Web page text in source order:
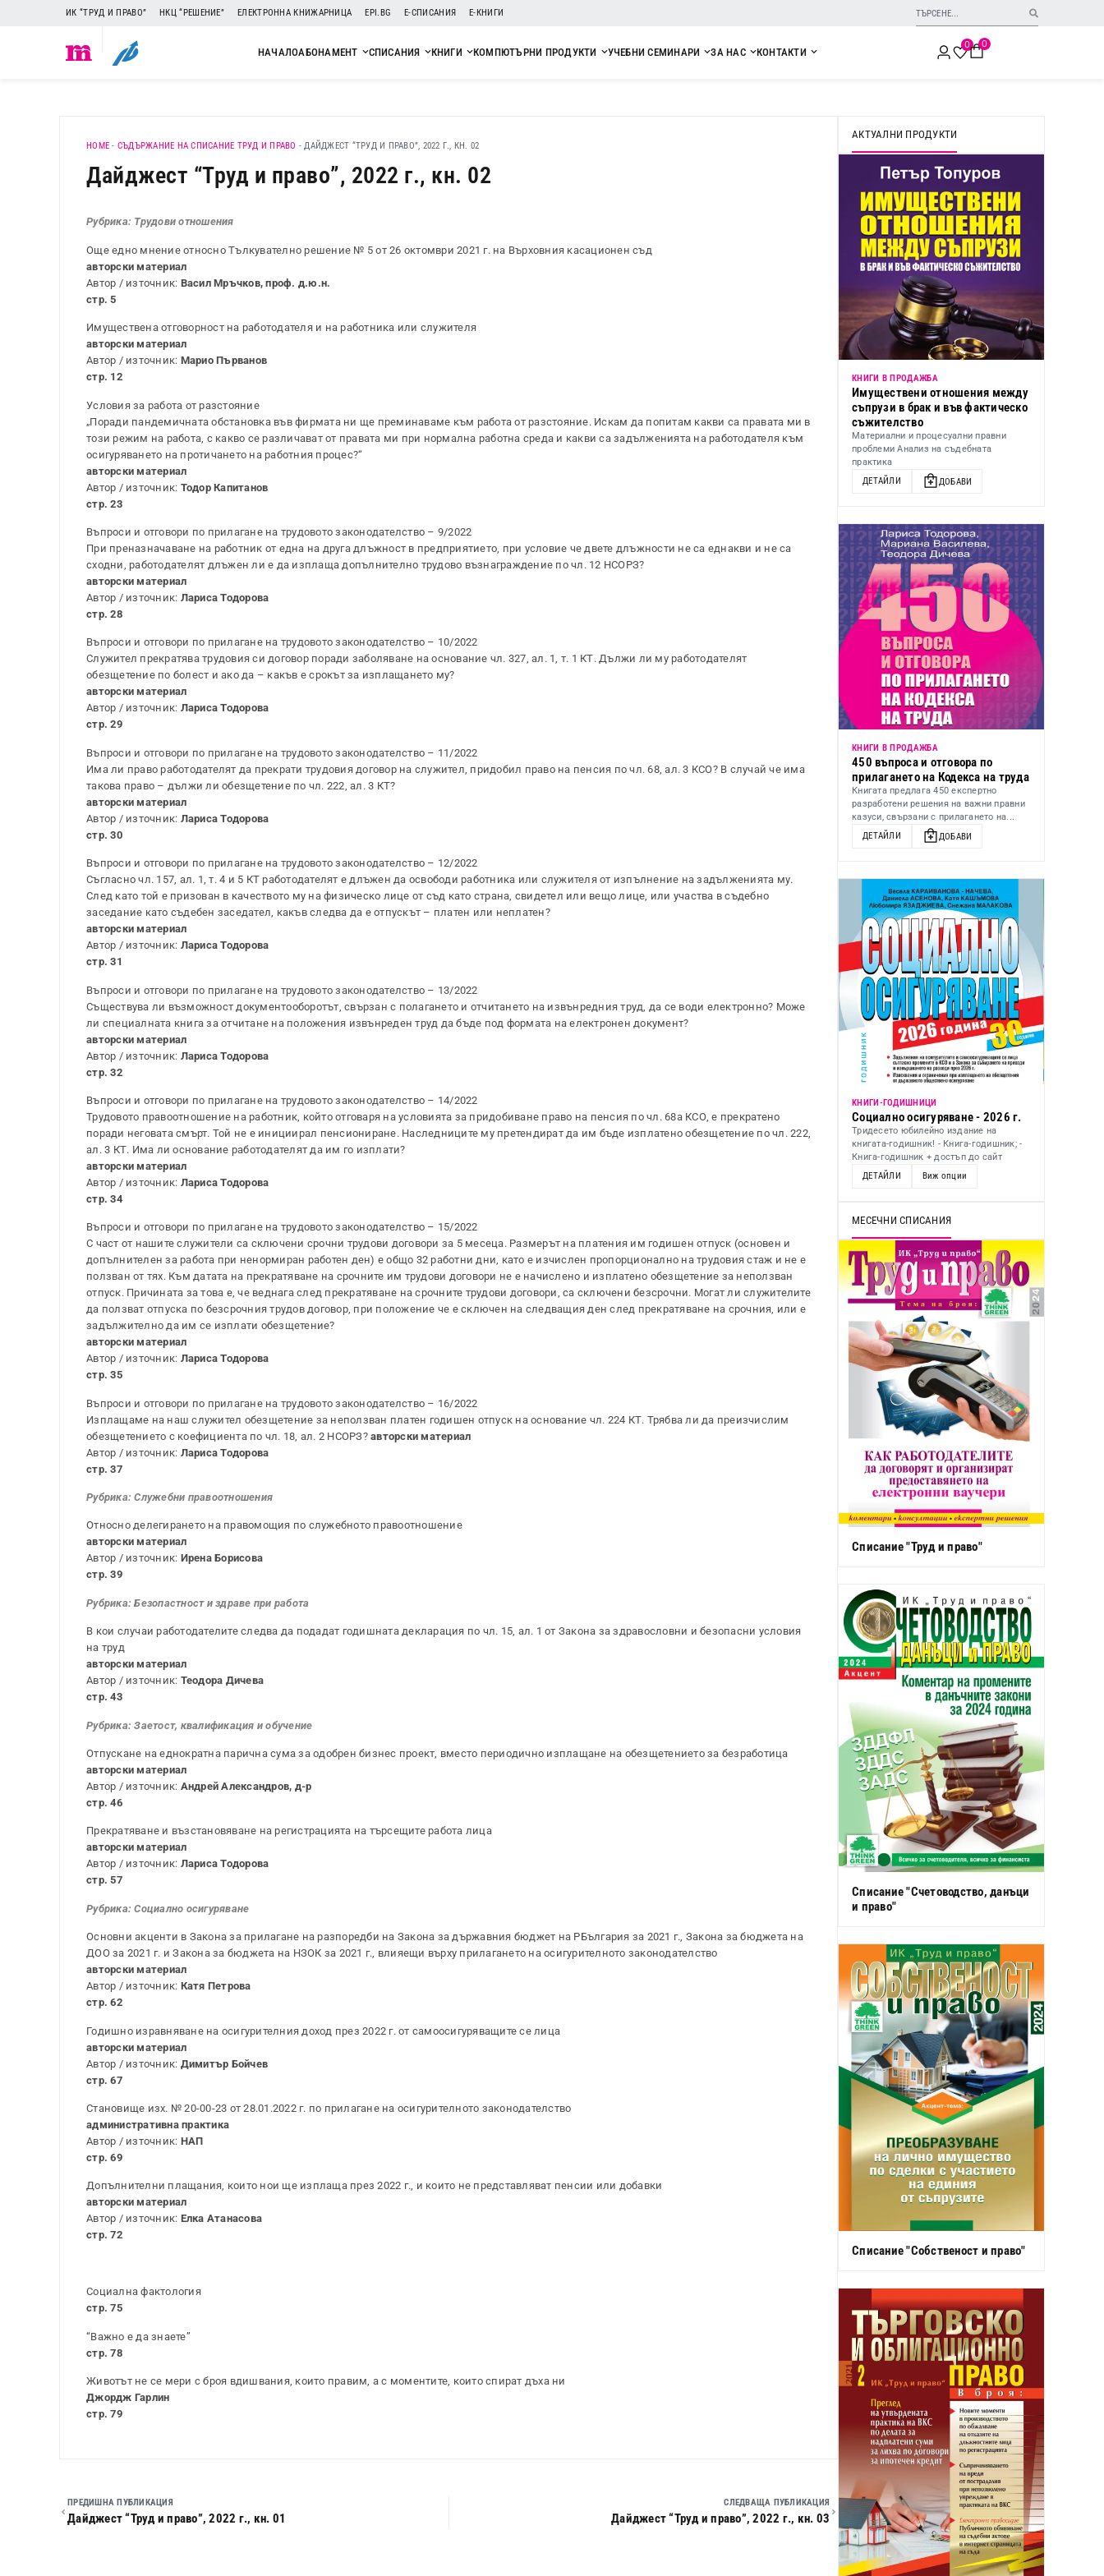
ИК “ТРУД И ПРАВО” НКЦ “РЕШЕНИЕ” ЕЛЕКТРОННА КНИЖАРНИЦА EPI.BG Е-СПИСАНИЯ Е-КНИГИ
НАЧАЛОАБОНАМЕНТ СПИСАНИЯ КНИГИ КОМПЮТЪРНИ ПРОДУКТИ УЧЕБНИ СЕМИНАРИ ЗА НАС КОНТАКТИ
0 0
HOME - СЪДЪРЖАНИЕ НА СПИСАНИЕ ТРУД И ПРАВО -ДАЙДЖЕСТ “ТРУД И ПРАВО”, 2022 Г., КН. 02
Дайджест “Труд и право”, 2022 г., кн. 02
Рубрика: Трудови отношения
Още едно мнение относно Тълкувателно решение № 5 от 26 октомври 2021 г. на Върховния касационен съд
авторски материал
Автор / източник: Васил Мръчков, проф. д.ю.н.
стр. 5
Имуществена отговорност на работодателя и на работника или служителя
авторски материал
Автор / източник: Марио Първанов
стр. 12
Условия за работа от разстояние
„Поради пандемичната обстановка във фирмата ни ще преминаваме към работа от разстояние. Искам да попитам какви са правата ми в
този режим на работа, с какво се различават от правата ми при нормална работна среда и какви са задълженията на работодателя към
осигуряването на протичането на работния процес?“
авторски материал
Автор / източник: Тодор Капитанов
стр. 23
Въпроси и отговори по прилагане на трудовото законодателство – 9/2022
При преназначаване на работник от една на друга длъжност в предприятието, при условие че двете длъжности не са еднакви и не са
сходни, работодателят длъжен ли е да изплаща допълнително трудово възнаграждение по чл. 12 НСОРЗ?
авторски материал
Автор / източник: Лариса Тодорова
стр. 28
Въпроси и отговори по прилагане на трудовото законодателство – 10/2022
Служител прекратява трудовия си договор поради заболяване на основание чл. 327, ал. 1, т. 1 КТ. Дължи ли му работодателят
обезщетение по болест и ако да – какъв е срокът за изплащането му?
авторски материал
Автор / източник: Лариса Тодорова
стр. 29
Въпроси и отговори по прилагане на трудовото законодателство – 11/2022
Има ли право работодателят да прекрати трудовия договор на служител, придобил право на пенсия по чл. 68, ал. 3 КСО? В случай че има
такова право – дължи ли обезщетение по чл. 222, ал. 3 КТ?
авторски материал
Автор / източник: Лариса Тодорова
стр. 30
Въпроси и отговори по прилагане на трудовото законодателство – 12/2022
Съгласно чл. 157, ал. 1, т. 4 и 5 КТ работодателят е длъжен да освободи работника или служителя от изпълнение на задълженията му.
След като той е призован в качеството му на физическо лице от съд като страна, свидетел или вещо лице, или участва в съдебно
заседание като съдебен заседател, какъв следва да е отпускът – платен или неплатен?
авторски материал
Автор / източник: Лариса Тодорова
стр. 31
Въпроси и отговори по прилагане на трудовото законодателство – 13/2022
Съществува ли възможност документооборотът, свързан с полагането и отчитането на извънредния труд, да се води електронно? Може
ли специалната книга за отчитане на положения извънреден труд да бъде под формата на електронен документ?
авторски материал
Автор / източник: Лариса Тодорова
стр. 32
Въпроси и отговори по прилагане на трудовото законодателство – 14/2022
Трудовото правоотношение на работник, който отговаря на условията за придобиване право на пенсия по чл. 68а КСО, е прекратено
поради неговата смърт. Той не е инициирал пенсиониране. Наследниците му претендират да им бъде изплатено обезщетение по чл. 222,
ал. 3 КТ. Има ли основание работодателят да им го изплати?
авторски материал
Автор / източник: Лариса Тодорова
стр. 34
Въпроси и отговори по прилагане на трудовото законодателство – 15/2022
С част от нашите служители са сключени срочни трудови договори за 5 месеца. Размерът на платения им годишен отпуск (основен и
допълнителен за работа при ненормиран работен ден) е общо 32 работни дни, като е изчислен пропорционално на трудовия стаж и не е
ползван от тях. Към датата на прекратяване на срочните им трудови договори не е начислено и изплатено обезщетение за неползван
отпуск. Причината за това е, че веднага след прекратяване на срочните трудови договори, са сключени безсрочни. Могат ли служителите
да ползват отпуска по безсрочния трудов договор, при положение че е сключен на следващия ден след прекратяване на срочния, или е
задължително да им се изплати обезщетение?
авторски материал
Автор / източник: Лариса Тодорова
стр. 35
Въпроси и отговори по прилагане на трудовото законодателство – 16/2022
Изплащаме на наш служител обезщетение за неползван платен годишен отпуск на основание чл. 224 КТ. Трябва ли да преизчислим
обезщетението с коефициента по чл. 18, ал. 2 НСОРЗ? авторски материал
Автор / източник: Лариса Тодорова
стр. 37
Рубрика:Служебни правоотношения
Относно делегирането на правомощия по служебното правоотношение
авторски материал
Автор / източник: Ирена Борисова
стр. 39
Рубрика: Безопастност и здраве при работа
В кои случаи работодателите следва да подадат годишната декларация по чл. 15, ал. 1 от Закона за здравословни и безопасни условия
на труд
авторски материал
Автор / източник: Теодора Дичева
стр. 43
Рубрика: Заетост, квалификация и обучение
Отпускане на еднократна парична сума за одобрен бизнес проект, вместо периодично изплащане на обезщетението за безработица
авторски материал
Автор / източник: Андрей Александров, д-р
стр. 46
Прекратяване и възстановяване на регистрацията на търсещите работа лица
авторски материал
Автор / източник: Лариса Тодорова
стр. 57
Рубрика: Социално осигуряване
Основни акценти в Закона за прилагане на разпоредби на Закона за държавния бюджет на РБългария за 2021 г., Закона за бюджета на
ДОО за 2021 г. и Закона за бюджета на НЗОК за 2021 г., влияещи върху прилагането на осигурителното законодателство
авторски материал
Автор / източник: Катя Петрова
стр. 62
Годишно изравняване на осигурителния доход през 2022 г. от самоосигуряващите се лица
авторски материал
Автор / източник: Димитър Бойчев
стр. 67
Становище изх. № 20-00-23 от 28.01.2022 г. по прилагане на осигурителното законодателство
административна практика
Автор / източник: НАП
стр. 69
Допълнителни плащания, които нои ще изплаща през 2022 г., и които не представляват пенсии или добавки
авторски материал
Автор / източник: Елка Атанасова
стр. 72
Социална фактология
стр. 75
“Важно е да знаете”
стр. 78
Животът не се мери с броя вдишвания, които правим, а с моментите, които спират дъха ни
Джордж Гарлин
стр. 79
ПРЕДИШНА ПУБЛИКАЦИЯ
Дайджест “Труд и право”, 2022 г., кн. 01
СЛЕДВАЩА ПУБЛИКАЦИЯ
Дайджест “Труд и право”, 2022 г., кн. 03
АКТУАЛНИ ПРОДУКТИ
КНИГИ В ПРОДАЖБА
Имуществени отношения между
съпрузи в брак и във фактическо
съжителство
Материални и процесуални правни
проблеми Анализ на съдебната
практика
ДЕТАЙЛИ
ДОБАВИ
КНИГИ В ПРОДАЖБА
450 въпроса и отговора по
прилагането на Кодекса на труда
Книгата предлага 450 експертно
разработени решения на важни правни
казуси, свързани с прилагането на...
ДЕТАЙЛИ
ДОБАВИ
KНИГИ-ГОДИШНИЦИ
Социално осигуряване - 2026 г.
Тридесето юбилейно издание на
книгата-годишник! - Книга-годишник; -
Книга-годишник + достъп до сайт
ДЕТАЙЛИ
Виж опции
МЕСЕЧНИ СПИСАНИЯ
Списание "Труд и право"
Списание "Счетоводство, данъци
и право"
Списание "Собственост и право"